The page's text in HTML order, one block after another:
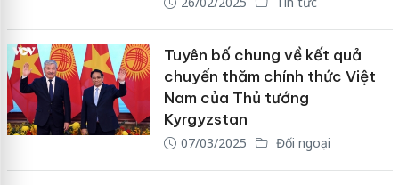
Tuyên bố chung về kết quả
chuyến thăm chính thức Việt
Nam của Thủ tướng
Kyrgyzstan
07/03/2025 Đối ngoại